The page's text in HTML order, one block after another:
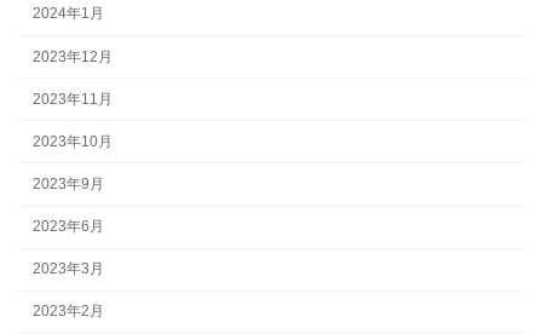
2024年1月
2023年12月
2023年11月
2023年10月
2023年9月
2023年6月
2023年3月
2023年2月